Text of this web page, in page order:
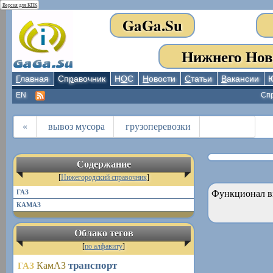
Версия для КПК
GaGa.Su
Нижнего
Главная Справочник НОС Новости Статьи Вакансии
EN
« вывоз мусора грузоперевозки
Содержание
[Нижегородский справочник]
ГАЗ
КАМАЗ
Облако тегов
[по алфавиту]
ГАЗ КамАЗ транспорт
Функционал